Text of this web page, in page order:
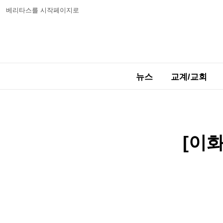
베리타스를 시작페이지로
뉴스 교계/교회
[이